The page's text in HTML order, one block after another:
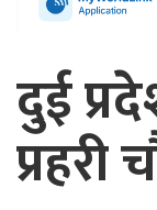
दुई
प्रहरी